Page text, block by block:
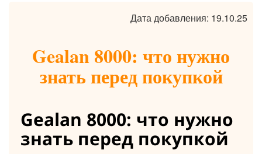
Дата добавления: 19.10.25
Gealan 8000: что нужно
знать перед покупкой
Gealan 8000: что нужно
знать перед покупкой